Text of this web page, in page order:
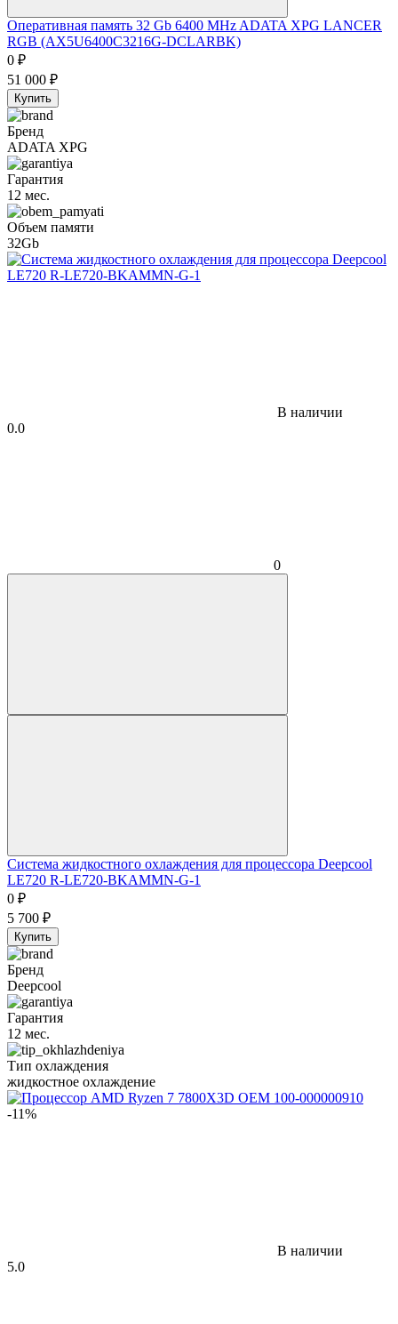
Оперативная память 32 Gb 6400 MHz ADATA XPG LANCER
RGB (AX5U6400C3216G-DCLARBK)
0 ₽
51 000 ₽
Купить
Бренд
ADATA XPG
Гарантия
12 мес.
Объем памяти
32Gb
В наличии
0.0
0
Система жидкостного охлаждения для процессора Deepcool
LE720 R-LE720-BKAMMN-G-1
0 ₽
5 700 ₽
Купить
Бренд
Deepcool
Гарантия
12 мес.
Тип охлаждения
жидкостное охлаждение
-11%
В наличии
5.0